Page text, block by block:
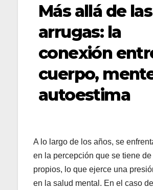
Más allá de las
arrugas: la
conexión
cuerpo,
autoestima
A lo largo de los años, se
en la percepción que se tiene
propios, lo que ejerce una
en la salud mental. En el caso